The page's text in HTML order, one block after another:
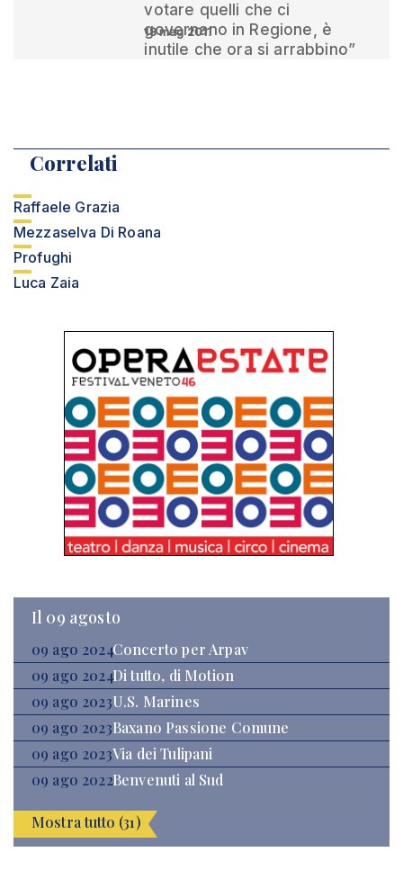
votare quelli che ci
governano in Regione, è
inutile che ora si arrabbino”
18 mag 2011
Correlati
Raffaele Grazia
Mezzaselva Di Roana
Profughi
Luca Zaia
Il 09 agosto
09 ago 2024Concerto per Arpav
09 ago 2024Di tutto, di Motion
09 ago 2023U.S. Marines
09 ago 2023Baxano Passione Comune
09 ago 2023Via dei Tulipani
09 ago 2022Benvenuti al Sud
Mostra tutto (31)